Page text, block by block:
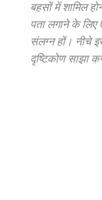
बहसों में शामिल
पता लगाने के लिए
संलग्न हों। नीचे
दृष्टिकोण साझा